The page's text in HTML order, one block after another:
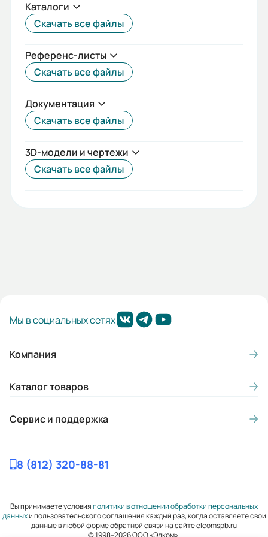
Каталоги
Скачать все файлы
Референс-листы
Скачать все файлы
Документация
Скачать все файлы
3D-модели и чертежи
Скачать все файлы
Мы в социальных сетях
Компания
Каталог товаров
Сервис и поддержка
8 (812) 320-88-81
Вы принимаете условияполитики в отношении обработки персональных
данныхи пользовательского соглашения каждый раз, когда оставляете свои
данные в любой форме обратной связи на сайте elcomspb.ru
© 1998–2026 ООО «Элком».